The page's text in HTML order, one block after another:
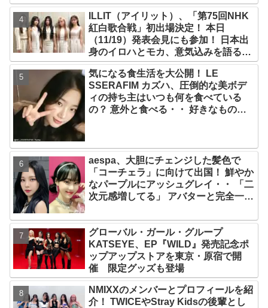
プ！ デビュー曲「Magnetic」がいき
なりの大ヒット
ILLIT（アイリット）、「第75回NHK
紅白歌合戦」初出場決定！ 本日
（11/19）発表会見にも参加！ 日本出
身のイロハとモカ、意気込みを語る
「ずっと夢見てたステージ…嬉しくて
光栄」
気になる食生活を大公開！ LE
SSERAFIM カズハ、圧倒的な美ボデ
ィの持ち主はいつも何を食べている
の？ 意外と食べる・・ 好きなものを
aespa、大胆にチェンジした髪色で
「コーチェラ」に向けて出国！ 鮮やか
なパープルにアッシュグレイ・・ 「二
次元感増してる」 アバターと完全一致
グローバル・ガール・グループ
KATSEYE、EP『WILD』発売記念ポ
ップアップストアを東京・原宿で開
催 限定グッズも登場
NMIXXのメンバーとプロフィールを紹
介！ TWICEやStray Kidsの後輩とし